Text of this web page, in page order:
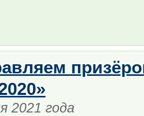
2021 года